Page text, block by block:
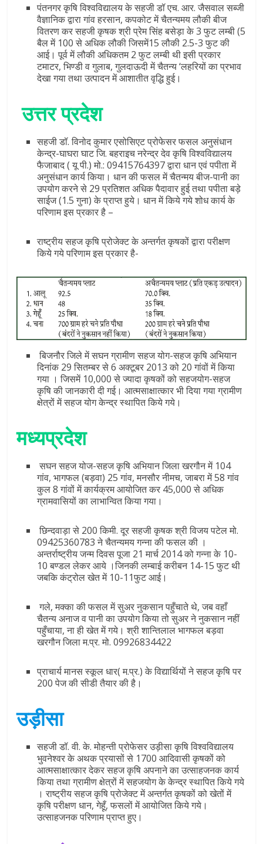
पंतनगर कृषि विश्वविद्यालय के सहजी डॉ एच. आर. जैसवाल सब्जी
वैज्ञानिक द्वारा गांव हरसान, कपकोट में चैतन्यमय लौकी बीज
वितरण कर सहजी कृषक श्री प्रेम सिंह बसेड़ा के 3 फुट लम्बी (5
बैल में 100 से अधिक लौकी जिसमें15 लौकी 2.5-3 फुट की
आई। पूर्व में लौकी अधिकतम 2 फुट लम्बी थी इसी प्रकार
टमाटर, भिण्डी व गुलाब, गुलदाऊदी में चैतन्य ‘लहरियों का प्रभाव
देखा गया तथा उत्पादन में आशातीत वृद्धि हुई।
उत्तर प्रदेश
सहजी डॉ. विनोद कुमार एसोसिएट प्रोफेसर फसल अनुसंधान
केन्द्र-घाघरा घाट जि. बहराइच नरेन्द्र देव कृषि विश्वविद्यालय
फैजाबाद ( यू पी.) मो.: 09415764397 द्वारा धान एवं पपीता में
अनुसंधान कार्य किया। धान की फसल में चैतन्मय बीज-पानी का
उपयोग करने से 29 प्रतिशत अधिक पैदावार हुई तथा पपीता बड़े
साईज (1.5 गुना) के प्राप्त हुये। धान में किये गये शोध कार्य के
परिणाम इस प्रकार है –
राष्ट्रीय सहज कृषि प्रोजेक्ट के अन्तर्गत कृषकों द्वारा परीक्षण
किये गये परिणाम इस प्रकार है-
बिजनौर जिले में सघन ग्रामीण सहज योग-सहज कृषि अभियान
दिनांक 29 सितम्बर से 6 अक्टूबर 2013 को 20 गांवों में किया
गया । जिसमें 10,000 से ज्यादा कृषकों को सहजयोग-सहज
कृषि की जानकारी दी गई। आत्मसाक्षात्कार भी दिया गया ग्रामीण
क्षेत्रों में सहज योग केन्द्र स्थापित किये गये।
मध्यप्रदेश
सघन सहज योज-सहज कृषि अभियान जिला खरगौन में 104
गांव, भागफल (बड़वा) 25 गांव, मनसौर नीमच, जाबरा में 58 गांव
कुल 8 गांवों में कार्यक्रम आयोजित कर 45,000 से अधिक
ग्रामवासियों का लाभान्वित किया गया।
छिन्दवाड़ा से 200 किमी. दूर सहजी कृषक श्री विजय पटेल मो.
09425360783 ने चैतन्यमय गन्ना की फसल की ।
अन्तर्राष्ट्रीय जन्‍म दिवस पूजा 21 मार्च 2014 को गन्ना के 10-
10 बण्डल लेकर आये ।जिनकी लम्बाई करीबन 14-15 फुट थी
जबकि कंट्रोल खेत में 10-11फुट आई।
गले, मक्का की फसल में सुअर नुकसान पहुँचाते थे, जब वहाँ
चैतन्य अनाज व पानी का उपयोग किया तो सुअर ने नुकसान नहीं
पहुँचाया, ना ही खेत में गये। श्री शान्तिलाल भागफल बड़वा
खरगौन जिला म.प्र. मो. 09926834422
प्राचार्य मानस स्कूल धार( म.प्र.) के विद्यार्थियों ने सहज कृषि पर
200 पेज की सीडी तैयार की है।
उड़ीसा
सहजी डॉ. वी. के. मोहन्ती प्रोफेसर उड़ीसा कृषि विश्वविद्यालय
भुवनेश्वर के अथक प्रयासों से 1700 आदिवासी कृषकों को
आत्मसाक्षात्कार देकर सहज कृषि अपनाने का उत्साहजनक कार्य
किया तथा ग्रामीण क्षेत्रों में सहजयोग के केन्द्र स्थापित किये गये
। राष्ट्रीय सहज कृषि प्रोजेक्ट में अन्तर्गत कृषकों को खेतों में
कृषि परीक्षण धान, गेहूँ, फसलों में आयोजित किये गये।
उत्साहजनक परिणाम प्राप्त हुए।